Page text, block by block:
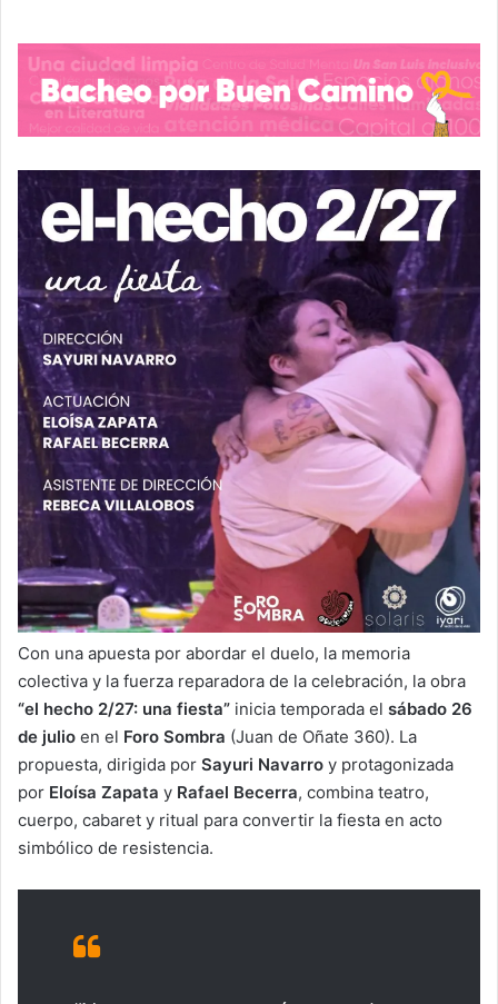
Con una apuesta por abordar el duelo, la memoria
colectiva y la fuerza reparadora de la celebración, la obra
“el hecho 2/27: una fiesta” inicia temporada el sábado 26
de julio en el Foro Sombra (Juan de Oñate 360). La
propuesta, dirigida por Sayuri Navarro y protagonizada
por Eloísa Zapata y Rafael Becerra, combina teatro,
cuerpo, cabaret y ritual para convertir la fiesta en acto
simbólico de resistencia.